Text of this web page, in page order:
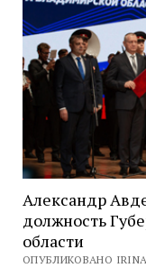
Александр
должность
области
ОПУБЛИКОВАНО IRINA